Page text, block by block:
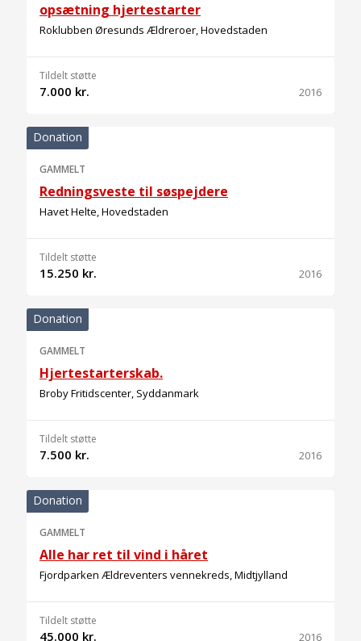
opsætning hjertestarter
Roklubben Øresunds Ældreroer, Hovedstaden
Tildelt støtte
7.000 kr. 2016
Donation
GAMMELT
Redningsveste til søspejdere
Havet Helte, Hovedstaden
Tildelt støtte
15.250 kr. 2016
Donation
GAMMELT
Hjertestarterskab.
Broby Fritidscenter, Syddanmark
Tildelt støtte
7.500 kr. 2016
Donation
GAMMELT
Alle har ret til vind i håret
Fjordparken Ældreventers vennekreds, Midtjylland
Tildelt støtte
45.000 kr. 2016